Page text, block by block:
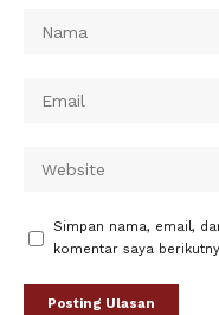
Simpan nama, email,
komentar saya